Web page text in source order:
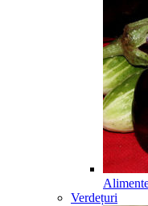
Verdețuri